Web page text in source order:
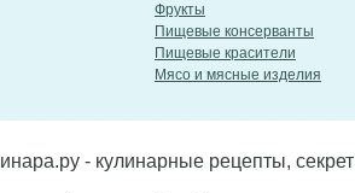
Фрукты
Пищевые консерванты
Пищевые красители
Мясо и мясные изделия
- кулинарные рецепты,